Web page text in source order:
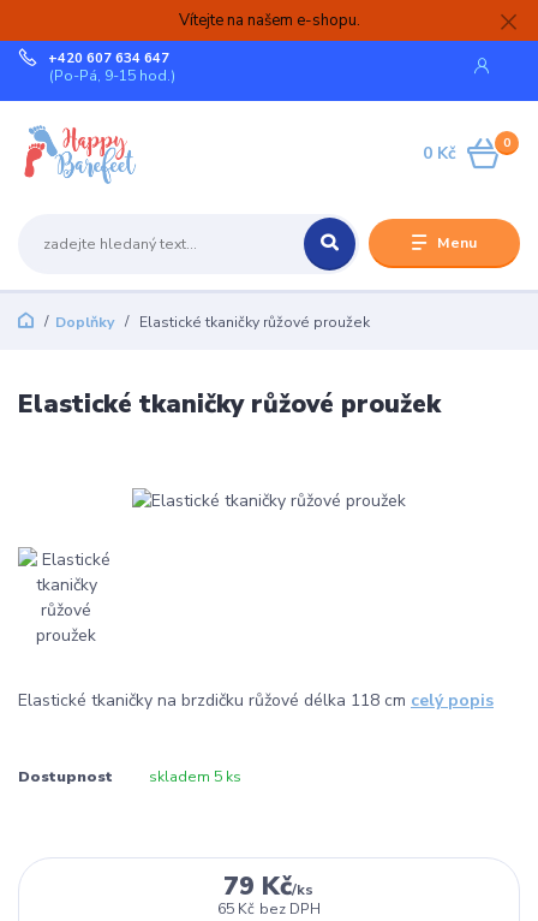
Vítejte na našem e-shopu.
Menu
+420 607 634 647
(Po-Pá, 9-15 hod.)
0
0 Kč
Doplňky Elastické tkaničky růžové proužek
Elastické tkaničky růžové proužek
Elastické tkaničky na brzdičku růžové délka 118 cm celý popis
Dostupnost skladem 5 ks
79 Kč/ks
65 Kč bez DPH